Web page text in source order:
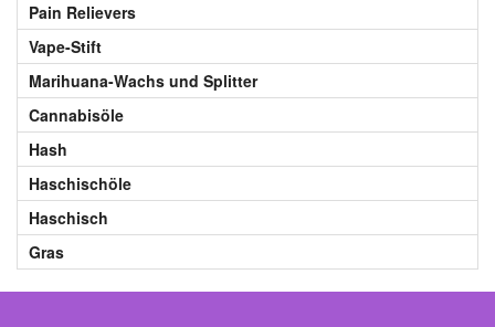
Pain Relievers
Vape-Stift
Marihuana-Wachs und Splitter
Cannabisöle
Hash
Haschischöle
Haschisch
Gras